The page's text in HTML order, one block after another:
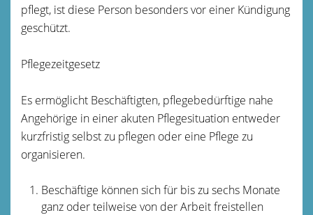
pflegt, ist diese Person besonders vor einer Kündigung
geschützt.
Pflegezeitgesetz
Es ermöglicht Beschäftigten, pflegebedürftige nahe
Angehörige in einer akuten Pflegesituation entweder
kurzfristig selbst zu pflegen oder eine Pflege zu
organisieren.
Beschäftige können sich für bis zu sechs Monate
ganz oder teilweise von der Arbeit freistellen